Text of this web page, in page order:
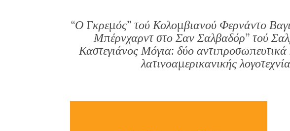
“Ο Γκρεμός” τού Κολομβιανού Φερνάντο
Μπέρνχαρντ στο Σαν Σαλβαδόρ” τού
Καστεγιάνος Μόγια: δύο
λατινοαμερικανικής